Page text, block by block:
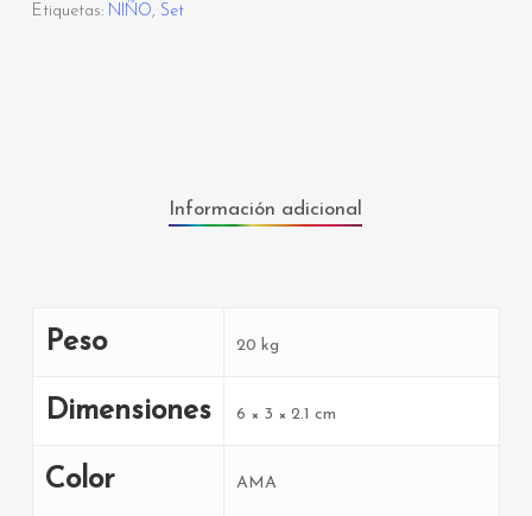
Etiquetas: NIÑO, Set
Información adicional
Peso 20 kg
Dimensiones 6 × 3 × 2.1 cm
Color AMA